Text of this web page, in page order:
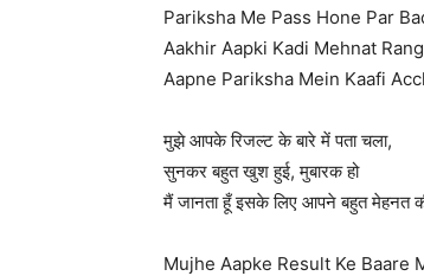
Pariksha Me Pass Hone Par
Aakhir Aapki Kadi Mehnat
Aapne Pariksha Mein Kaafi
मुझे आपके रिजल्ट के बारे में पता चला,
सुनकर बहुत खुश हुई, मुबारक हो
मैं जानता हूँ इसके लिए आपने बहुत मेहनत
Mujhe Aapke Result Ke Baare